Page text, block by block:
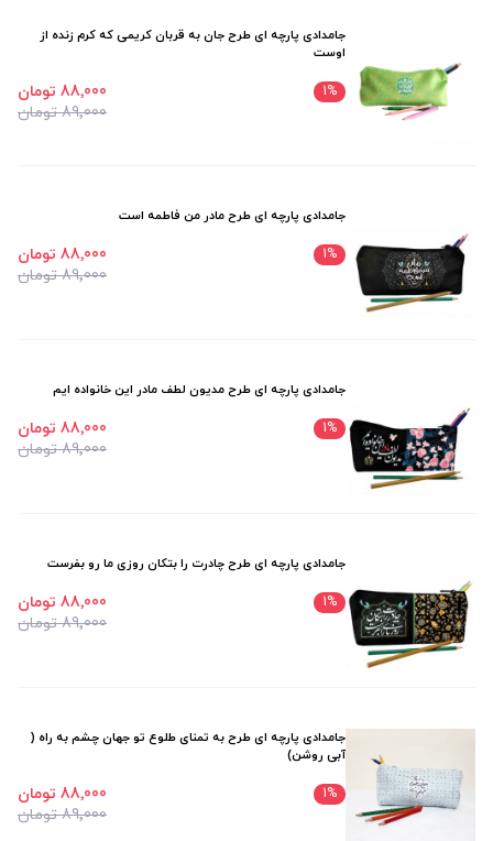
جامدادی پارچه ای طرح جان به قربان کریمی که کرم زنده از
اوست
1%
89٬000 تومان
88٬000 تومان
جامدادی پارچه ای طرح مادر من فاطمه است
1%
89٬000 تومان
88٬000 تومان
جامدادی پارچه ای طرح مدیون لطف مادر این خانواده ایم
1%
89٬000 تومان
88٬000 تومان
جامدادی پارچه ای طرح چادرت را بتکان روزی ما رو بفرست
1%
89٬000 تومان
88٬000 تومان
جامدادی پارچه ای طرح به تمنای طلوع تو جهان چشم به راه (
آبی روشن)
1%
89٬000 تومان
88٬000 تومان